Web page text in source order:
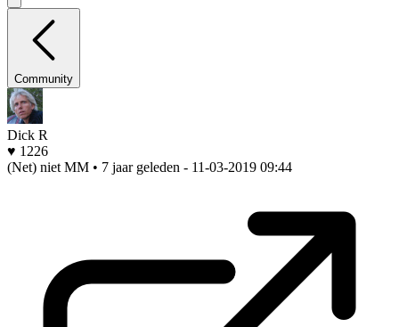
Community
Dick R
♥ 1226
(Net) niet MM • 7 jaar geleden - 11-03-2019 09:44